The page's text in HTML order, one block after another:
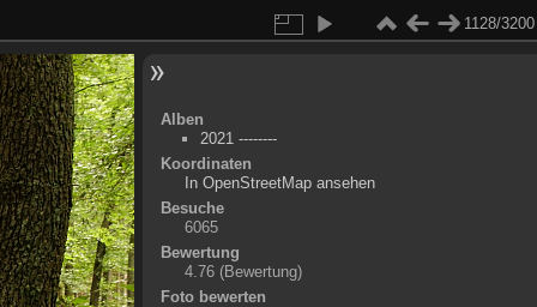
1128/3200
Alben
2021 --------
Koordinaten
+
-
In OpenStreetMap ansehen
Besuche
6065
Bewertung
4.76 (Bewertung)
Foto bewerten